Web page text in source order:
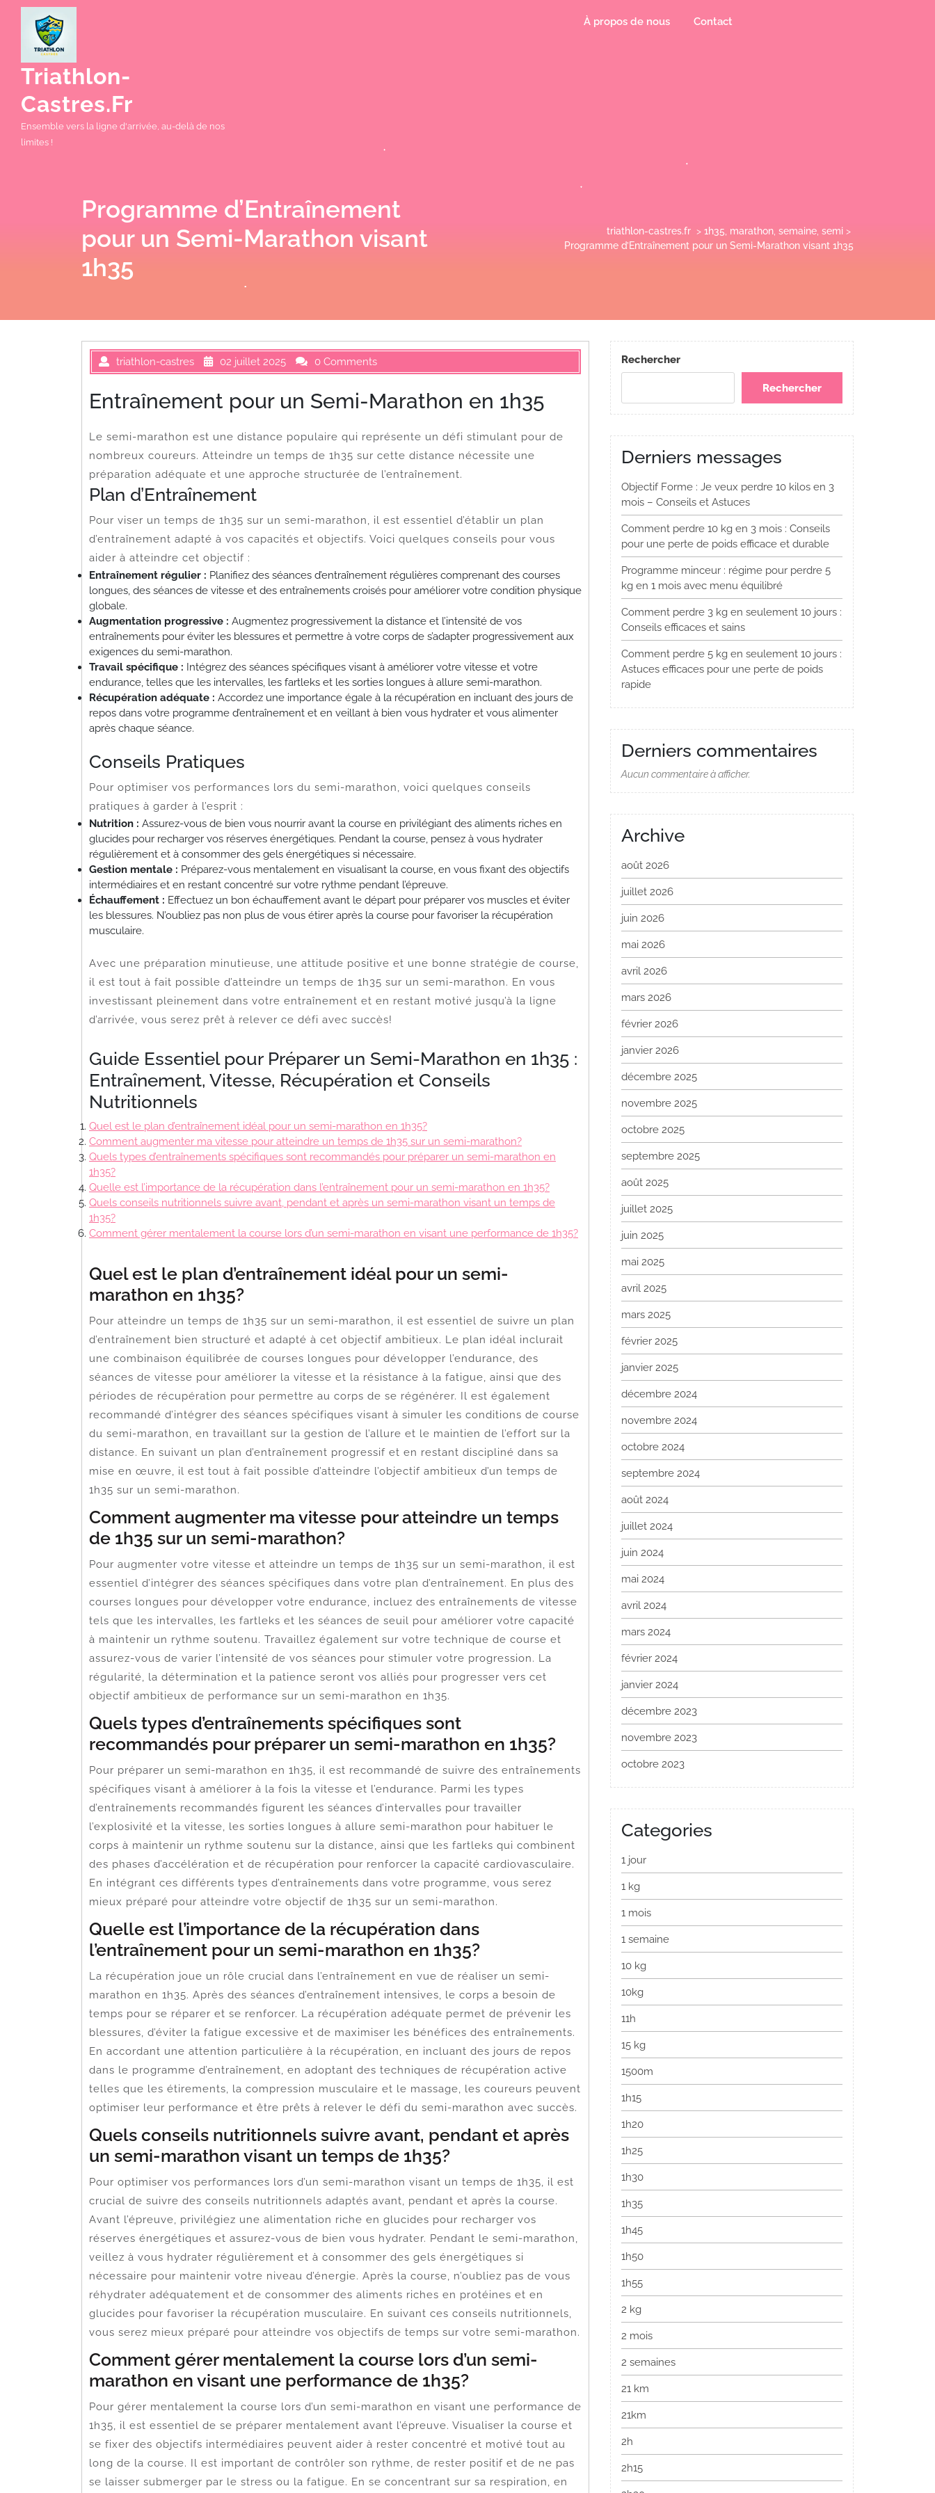
Triathlon-
Castres.fr
Ensemble vers la ligne d'arrivée, au-delà de nos
limites !
À propos de nous Contact
Programme d’Entraînement
pour un Semi-Marathon visant
1h35
triathlon-castres.fr > 1h35 marathon semaine semi >
Programme d’Entraînement pour un Semi-Marathon visant 1h35
triathlon-castres 02 juillet 2025 0 Comments
Entraînement pour un Semi-Marathon en 1h35
Le semi-marathon est une distance populaire qui représente un défi stimulant pour de
nombreux coureurs. Atteindre un temps de 1h35 sur cette distance nécessite une
préparation adéquate et une approche structurée de l’entraînement.
Plan d’Entraînement
Pour viser un temps de 1h35 sur un semi-marathon, il est essentiel d’établir un plan
d’entraînement adapté à vos capacités et objectifs. Voici quelques conseils pour vous
aider à atteindre cet objectif :
Entraînement régulier : Planifiez des séances d’entraînement régulières comprenant des courses
longues, des séances de vitesse et des entraînements croisés pour améliorer votre condition physique
globale.
Augmentation progressive : Augmentez progressivement la distance et l’intensité de vos
entraînements pour éviter les blessures et permettre à votre corps de s’adapter progressivement aux
exigences du semi-marathon.
Travail spécifique : Intégrez des séances spécifiques visant à améliorer votre vitesse et votre
endurance, telles que les intervalles, les fartleks et les sorties longues à allure semi-marathon.
Récupération adéquate : Accordez une importance égale à la récupération en incluant des jours de
repos dans votre programme d’entraînement et en veillant à bien vous hydrater et vous alimenter
après chaque séance.
Conseils Pratiques
Pour optimiser vos performances lors du semi-marathon, voici quelques conseils
pratiques à garder à l’esprit :
Nutrition : Assurez-vous de bien vous nourrir avant la course en privilégiant des aliments riches en
glucides pour recharger vos réserves énergétiques. Pendant la course, pensez à vous hydrater
régulièrement et à consommer des gels énergétiques si nécessaire.
Gestion mentale : Préparez-vous mentalement en visualisant la course, en vous fixant des objectifs
intermédiaires et en restant concentré sur votre rythme pendant l’épreuve.
Échauffement : Effectuez un bon échauffement avant le départ pour préparer vos muscles et éviter
les blessures. N’oubliez pas non plus de vous étirer après la course pour favoriser la récupération
musculaire.
Avec une préparation minutieuse, une attitude positive et une bonne stratégie de course,
il est tout à fait possible d’atteindre un temps de 1h35 sur un semi-marathon. En vous
investissant pleinement dans votre entraînement et en restant motivé jusqu’à la ligne
d’arrivée, vous serez prêt à relever ce défi avec succès!
Guide Essentiel pour Préparer un Semi-Marathon en 1h35 :
Entraînement, Vitesse, Récupération et Conseils
Nutritionnels
Quel est le plan d’entraînement idéal pour un semi-marathon en 1h35?
Comment augmenter ma vitesse pour atteindre un temps de 1h35 sur un semi-marathon?
Quels types d’entraînements spécifiques sont recommandés pour préparer un semi-marathon en
1h35?
Quelle est l’importance de la récupération dans l’entraînement pour un semi-marathon en 1h35?
Quels conseils nutritionnels suivre avant, pendant et après un semi-marathon visant un temps de
1h35?
Comment gérer mentalement la course lors d’un semi-marathon en visant une performance de 1h35?
Quel est le plan d’entraînement idéal pour un semi-
marathon en 1h35?
Pour atteindre un temps de 1h35 sur un semi-marathon, il est essentiel de suivre un plan
d’entraînement bien structuré et adapté à cet objectif ambitieux. Le plan idéal inclurait
une combinaison équilibrée de courses longues pour développer l’endurance, des
séances de vitesse pour améliorer la vitesse et la résistance à la fatigue, ainsi que des
périodes de récupération pour permettre au corps de se régénérer. Il est également
recommandé d’intégrer des séances spécifiques visant à simuler les conditions de course
du semi-marathon, en travaillant sur la gestion de l’allure et le maintien de l’effort sur la
distance. En suivant un plan d’entraînement progressif et en restant discipliné dans sa
mise en œuvre, il est tout à fait possible d’atteindre l’objectif ambitieux d’un temps de
1h35 sur un semi-marathon.
Comment augmenter ma vitesse pour atteindre un temps
de 1h35 sur un semi-marathon?
Pour augmenter votre vitesse et atteindre un temps de 1h35 sur un semi-marathon, il est
essentiel d’intégrer des séances spécifiques dans votre plan d’entraînement. En plus des
courses longues pour développer votre endurance, incluez des entraînements de vitesse
tels que les intervalles, les fartleks et les séances de seuil pour améliorer votre capacité
à maintenir un rythme soutenu. Travaillez également sur votre technique de course et
assurez-vous de varier l’intensité de vos séances pour stimuler votre progression. La
régularité, la détermination et la patience seront vos alliés pour progresser vers cet
objectif ambitieux de performance sur un semi-marathon en 1h35.
Quels types d’entraînements spécifiques sont
recommandés pour préparer un semi-marathon en 1h35?
Pour préparer un semi-marathon en 1h35, il est recommandé de suivre des entraînements
spécifiques visant à améliorer à la fois la vitesse et l’endurance. Parmi les types
d’entraînements recommandés figurent les séances d’intervalles pour travailler
l’explosivité et la vitesse, les sorties longues à allure semi-marathon pour habituer le
corps à maintenir un rythme soutenu sur la distance, ainsi que les fartleks qui combinent
des phases d’accélération et de récupération pour renforcer la capacité cardiovasculaire.
En intégrant ces différents types d’entraînements dans votre programme, vous serez
mieux préparé pour atteindre votre objectif de 1h35 sur un semi-marathon.
Quelle est l’importance de la récupération dans
l’entraînement pour un semi-marathon en 1h35?
La récupération joue un rôle crucial dans l’entraînement en vue de réaliser un semi-
marathon en 1h35. Après des séances d’entraînement intensives, le corps a besoin de
temps pour se réparer et se renforcer. La récupération adéquate permet de prévenir les
blessures, d’éviter la fatigue excessive et de maximiser les bénéfices des entraînements.
En accordant une attention particulière à la récupération, en incluant des jours de repos
dans le programme d’entraînement, en adoptant des techniques de récupération active
telles que les étirements, la compression musculaire et le massage, les coureurs peuvent
optimiser leur performance et être prêts à relever le défi du semi-marathon avec succès.
Quels conseils nutritionnels suivre avant, pendant et après
un semi-marathon visant un temps de 1h35?
Pour optimiser vos performances lors d’un semi-marathon visant un temps de 1h35, il est
crucial de suivre des conseils nutritionnels adaptés avant, pendant et après la course.
Avant l’épreuve, privilégiez une alimentation riche en glucides pour recharger vos
réserves énergétiques et assurez-vous de bien vous hydrater. Pendant le semi-marathon,
veillez à vous hydrater régulièrement et à consommer des gels énergétiques si
nécessaire pour maintenir votre niveau d’énergie. Après la course, n’oubliez pas de vous
réhydrater adéquatement et de consommer des aliments riches en protéines et en
glucides pour favoriser la récupération musculaire. En suivant ces conseils nutritionnels,
vous serez mieux préparé pour atteindre vos objectifs de temps sur votre semi-marathon.
Comment gérer mentalement la course lors d’un semi-
marathon en visant une performance de 1h35?
Pour gérer mentalement la course lors d’un semi-marathon en visant une performance de
1h35, il est essentiel de se préparer mentalement avant l’épreuve. Visualiser la course et
se fixer des objectifs intermédiaires peuvent aider à rester concentré et motivé tout au
long de la course. Il est important de contrôler son rythme, de rester positif et de ne pas
se laisser submerger par le stress ou la fatigue. En se concentrant sur sa respiration, en
Rechercher
Rechercher
Derniers messages
Objectif Forme : Je veux perdre 10 kilos en 3
mois – Conseils et Astuces
Comment perdre 10 kg en 3 mois : Conseils
pour une perte de poids efficace et durable
Programme minceur : régime pour perdre 5
kg en 1 mois avec menu équilibré
Comment perdre 3 kg en seulement 10 jours :
Conseils efficaces et sains
Comment perdre 5 kg en seulement 10 jours :
Astuces efficaces pour une perte de poids
rapide
Derniers commentaires
Aucun commentaire à afficher.
Archive
août 2026
juillet 2026
juin 2026
mai 2026
avril 2026
mars 2026
février 2026
janvier 2026
décembre 2025
novembre 2025
octobre 2025
septembre 2025
août 2025
juillet 2025
juin 2025
mai 2025
avril 2025
mars 2025
février 2025
janvier 2025
décembre 2024
novembre 2024
octobre 2024
septembre 2024
août 2024
juillet 2024
juin 2024
mai 2024
avril 2024
mars 2024
février 2024
janvier 2024
décembre 2023
novembre 2023
octobre 2023
Categories
1 jour
1 kg
1 mois
1 semaine
10 kg
10kg
11h
15 kg
1500m
1h15
1h20
1h25
1h30
1h35
1h45
1h50
1h55
2 kg
2 mois
2 semaines
21 km
21km
2h
2h15